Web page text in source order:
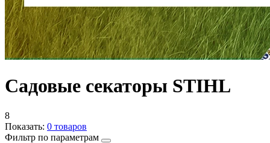
Садовые секаторы STIHL
8
Показать: 0 товаров
Фильтр по параметрам